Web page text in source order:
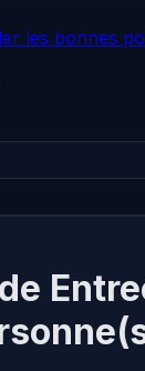
les bonnes